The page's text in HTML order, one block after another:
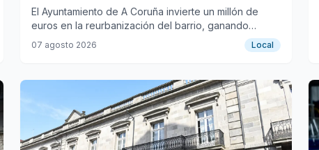
imagen urbana
El Ayuntamiento de A Coruña invierte un millón de
euros en la reurbanización del barrio, ganando
espacios peatonales y mejorando la accesibilidad.
07 agosto 2026 Local